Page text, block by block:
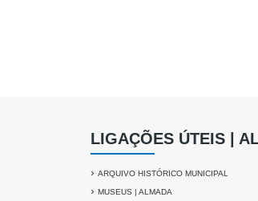
LIGAÇÕES ÚTEIS |
› ARQUIVO HISTÓRICO MUNICIPAL
› MUSEUS | ALMADA